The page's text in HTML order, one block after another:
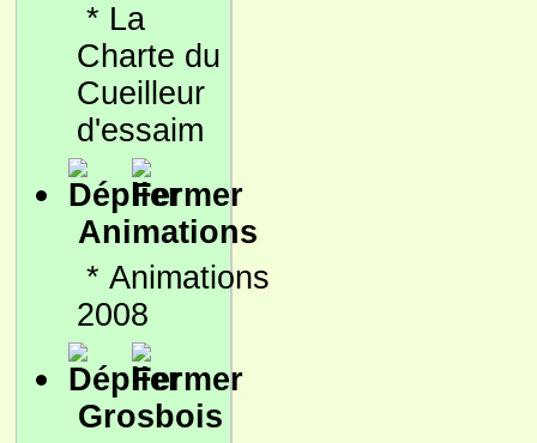
* La
Charte du
Cueilleur
d'essaim
Animations
* Animations
2008
Grosbois